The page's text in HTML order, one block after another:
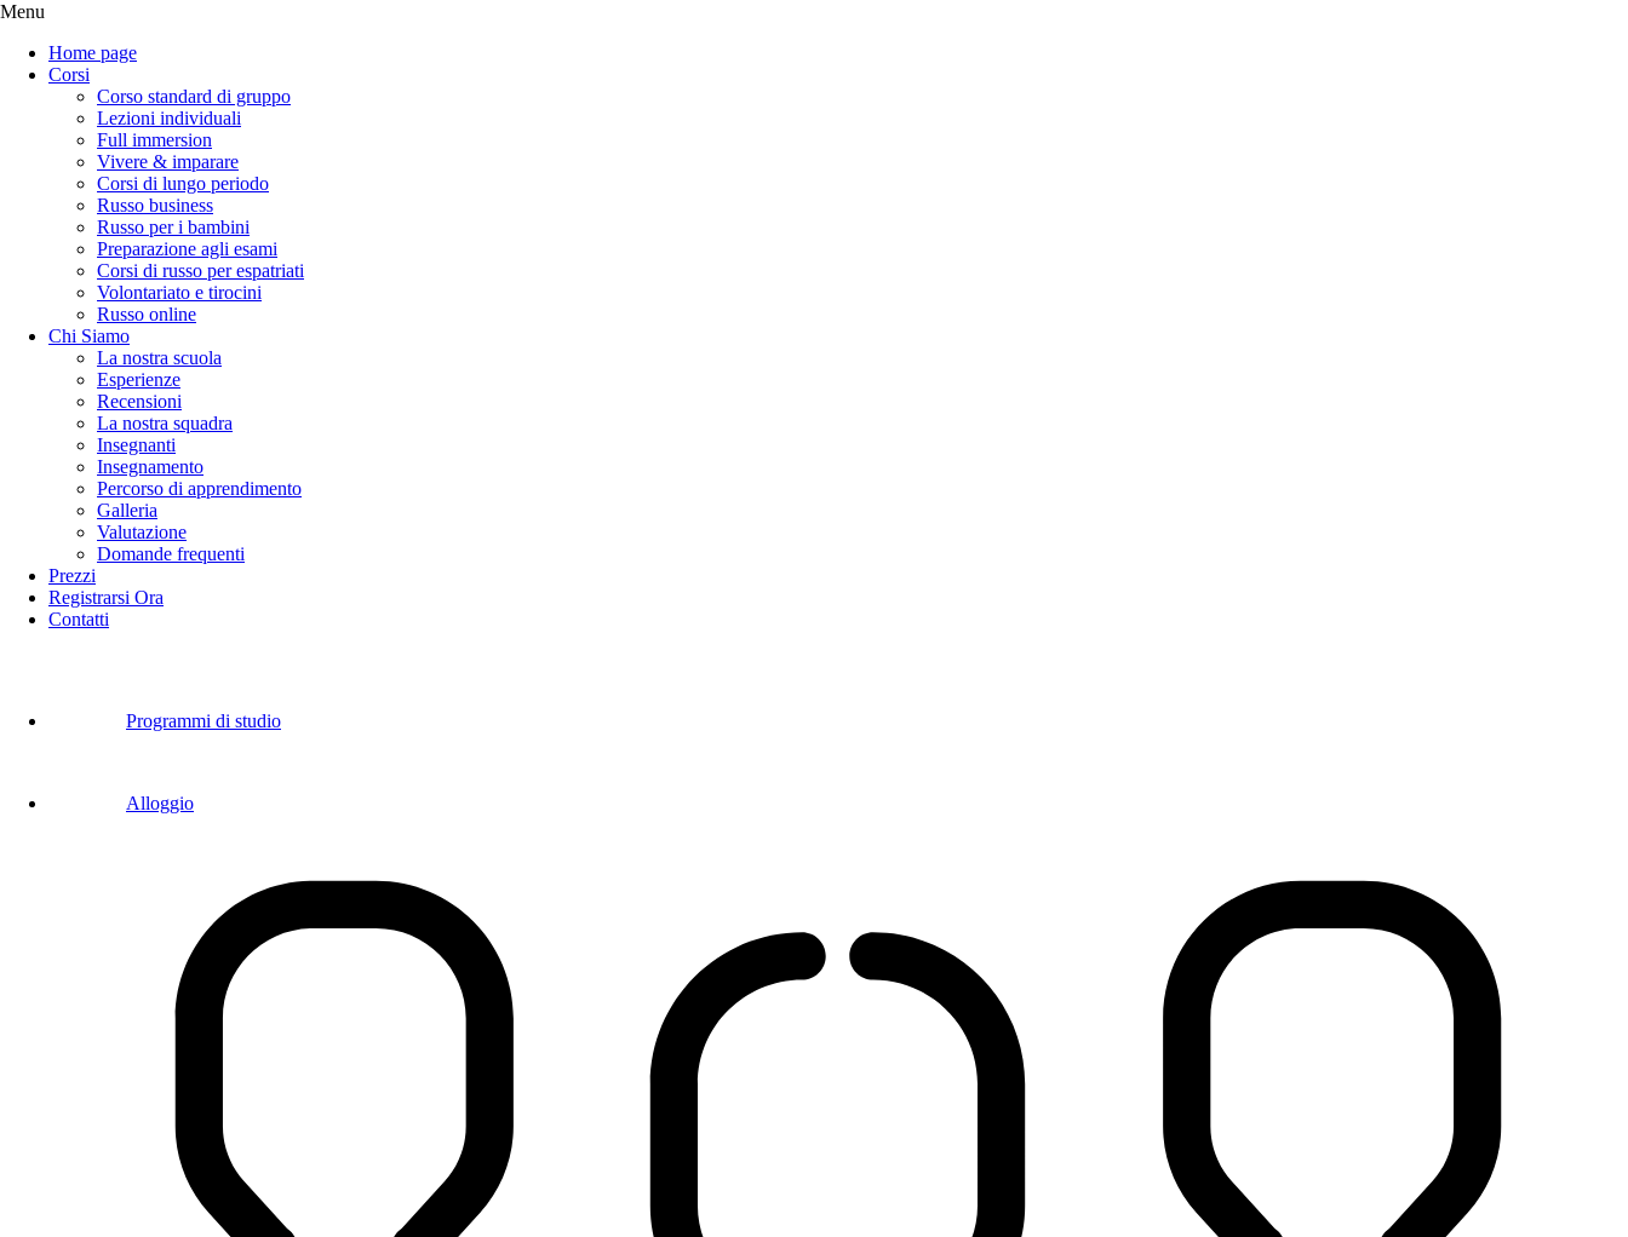
Menu
Home page
Corsi
Corso standard di gruppo
Lezioni individuali
Full immersion
Vivere & imparare
Corsi di lungo periodo
Russo business
Russo per i bambini
Preparazione agli esami
Corsi di russo per espatriati
Volontariato e tirocini
Russo online
Chi Siamo
La nostra scuola
Esperienze
Recensioni
La nostra squadra
Insegnanti
Insegnamento
Percorso di apprendimento
Galleria
Valutazione
Domande frequenti
Prezzi
Registrarsi Ora
Contatti
Programmi di studio
Alloggio